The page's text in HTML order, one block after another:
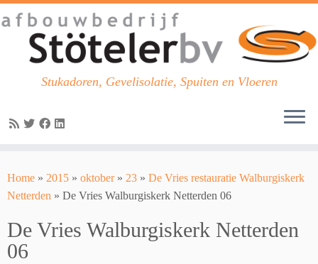
to
content
Stukadoren, Gevelisolatie, Spuiten en Vloeren
Home » 2015 » oktober » 23 » De Vries restauratie Walburgiskerk
Netterden » De Vries Walburgiskerk Netterden 06
De Vries Walburgiskerk Netterden
06